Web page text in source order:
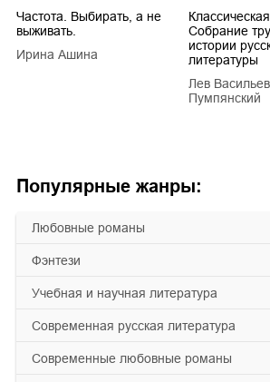
Популярные жанры:
любовные романы
фэнтези
учебная и научная литература
современная русская литература
современные любовные романы
Частота. Выбирать, а не
выживать.
Ирина Ашина
Собрание
истории
литературы
Лев
Пумпянский